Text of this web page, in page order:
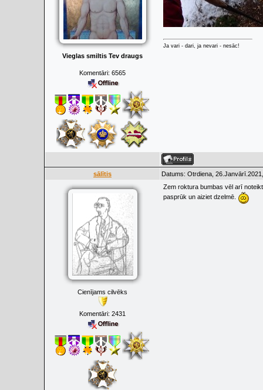
Vieglas smiltis Tev draugs
Komentāri: 6565
Ja vari - dari, ja nevari - nesāc!
sālītis Datums: Otrdiena,
Cienījams cilvēks
Komentāri: 2431
Zem roktura bumbas vēl arī
pasprūk un aiziet dzelmē.